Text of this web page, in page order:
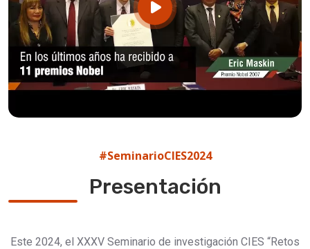
#SeminarioCIES2024
Presentación
Este 2024, el XXXV Seminario de investigación CIES “Retos